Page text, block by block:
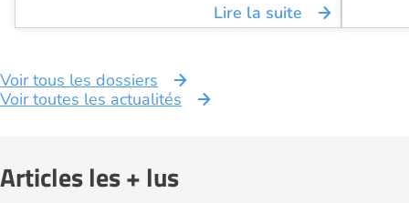
Lire la suite
Voir tous les dossiers
Voir toutes les actualités
Articles les + lus